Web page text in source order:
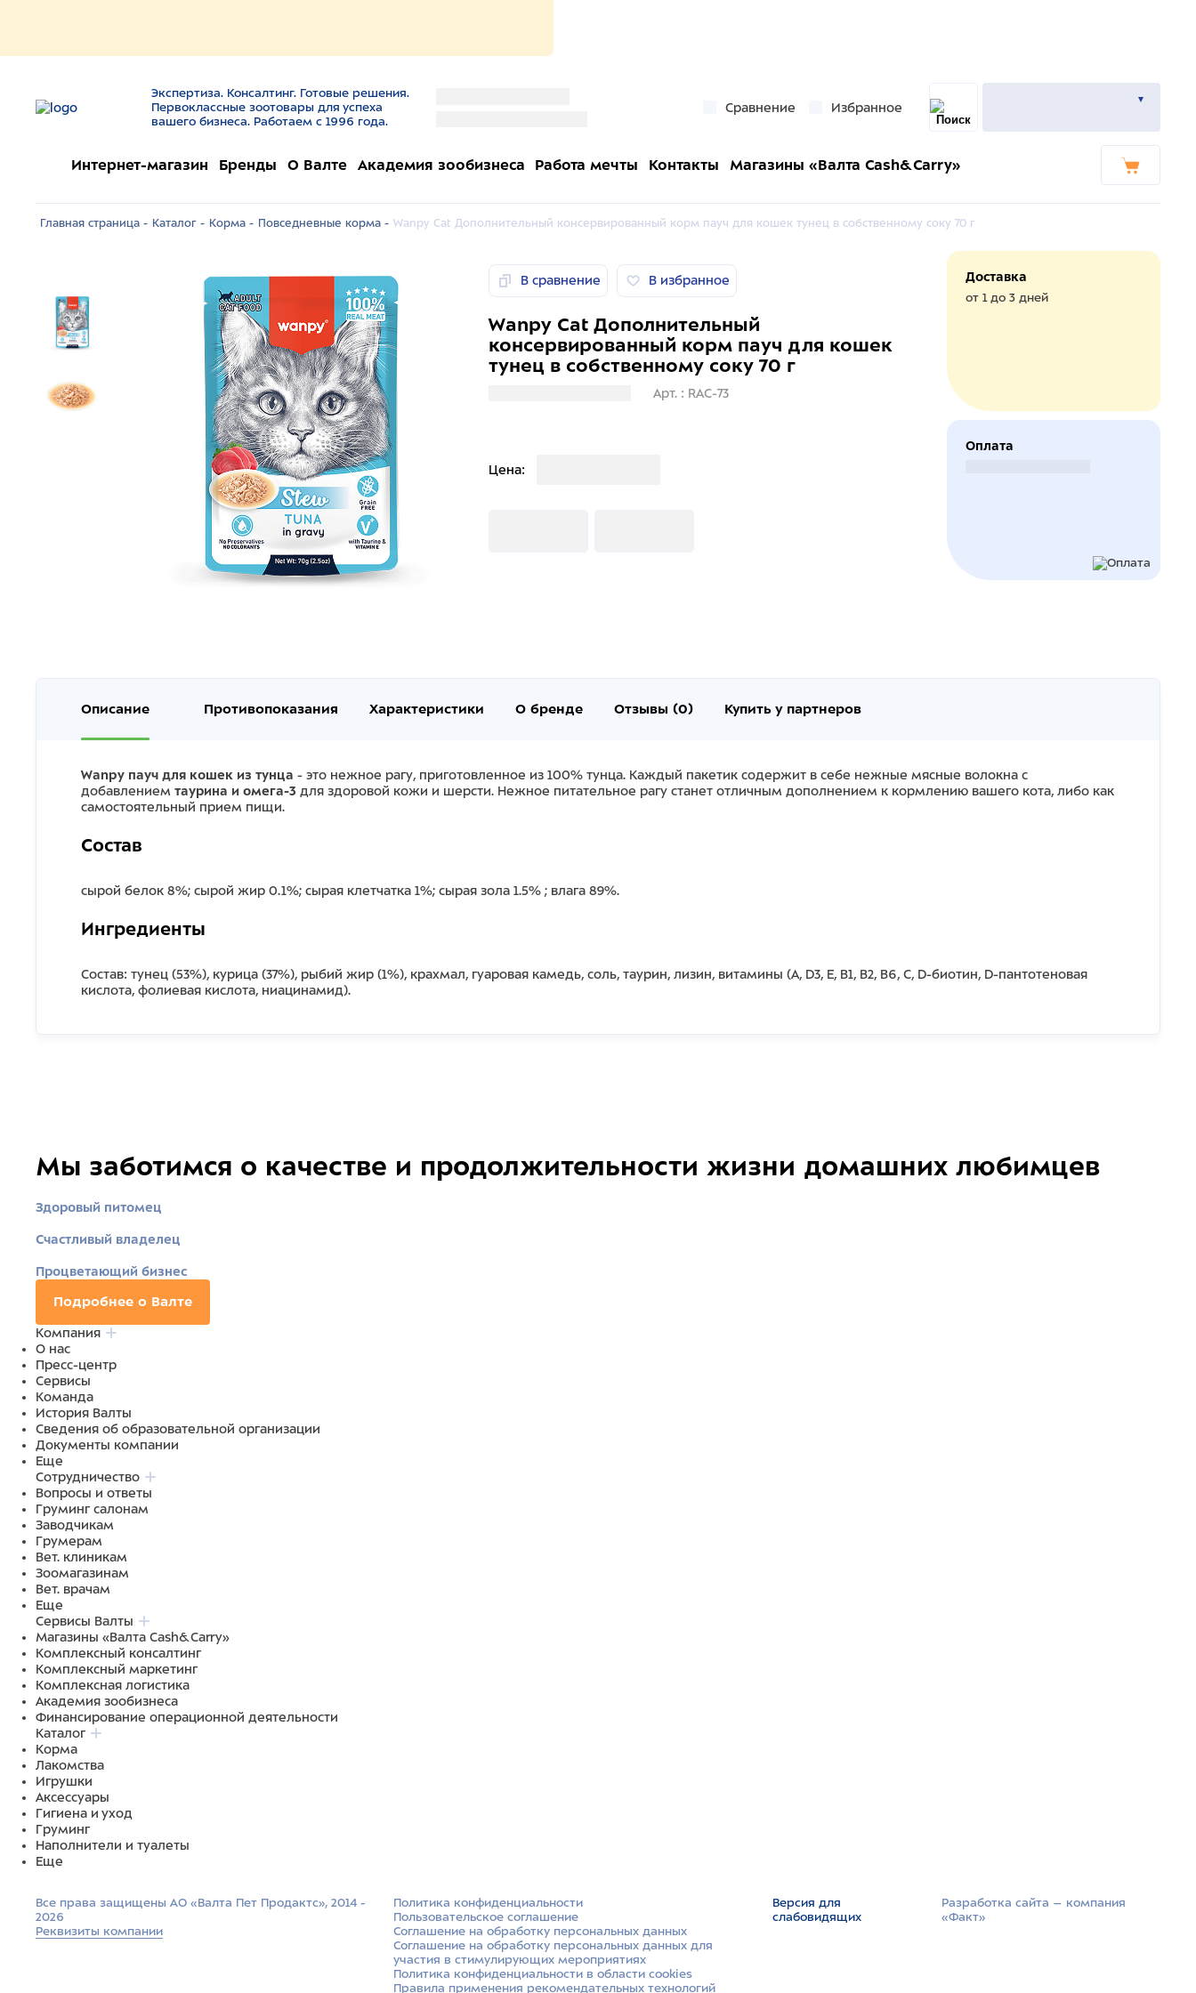
Экспертиза. Консалтинг. Готовые решения.
Первоклассные зоотовары для успеха
вашего бизнеса. Работаем с 1996 года.
Сравнение Избранное
Интернет-магазин Бренды О Валте Академия зообизнеса Работа мечты Контакты Магазины «Валта Cash&Carry»
Главная страница - Каталог - Корма - Повседневные корма - Wanpy Cat Дополнительный консервированный корм пауч для кошек тунец в собственному соку 70 г
В сравнение В избранное
Wanpy Cat Дополнительный
консервированный корм пауч для кошек
тунец в собственному соку 70 г
Арт. : RAC-73
Цена:
Доставка
от 1 до 3 дней
Оплата
Описание Противопоказания Характеристики О бренде Отзывы (0) Купить у партнеров
Wanpy пауч для кошек из тунца - это нежное рагу, приготовленное из 100% тунца. Каждый пакетик содержит в себе нежные мясные волокна с
добавлением таурина и омега-3 для здоровой кожи и шерсти. Нежное питательное рагу станет отличным дополнением к кормлению вашего кота, либо как
самостоятельный прием пищи.
Состав
сырой белок 8%; сырой жир 0.1%; сырая клетчатка 1%; сырая зола 1.5% ; влага 89%.
Ингредиенты
Состав: тунец (53%), курица (37%), рыбий жир (1%), крахмал, гуаровая камедь, соль, таурин, лизин, витамины (А, D3, Е, В1, В2, В6, С, D-биотин, D-пантотеновая
кислота, фолиевая кислота, ниацинамид).
Мы заботимся о качестве и продолжительности жизни домашних любимцев
Здоровый питомец
Счастливый владелец
Процветающий бизнес
Подробнее о Валте
Компания
О нас
Пресс-центр
Сервисы
Команда
История Валты
Сведения об образовательной организации
Документы компании
Еще
Сотрудничество
Вопросы и ответы
Груминг салонам
Заводчикам
Грумерам
Вет. клиникам
Зоомагазинам
Вет. врачам
Еще
Сервисы Валты
Магазины «Валта Cash&Carry»
Комплексный консалтинг
Комплексный маркетинг
Комплексная логистика
Академия зообизнеса
Финансирование операционной деятельности
Каталог
Корма
Лакомства
Игрушки
Аксессуары
Гигиена и уход
Груминг
Наполнители и туалеты
Еще
Все права защищены АО «Валта Пет Продактс», 2014 -
2026
Реквизиты компании
Политика конфиденциальности
Пользовательское соглашение
Соглашение на обработку персональных данных
Соглашение на обработку персональных данных для
участия в стимулирующих мероприятиях
Политика конфиденциальности в области cookies
Правила применения рекомендательных технологий
Версия для
слабовидящих
Разработка сайта –­ компания
«Факт»